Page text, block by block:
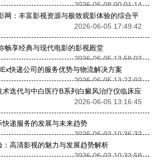
2026-06-08 00:01:14
网：丰富影视资源与极致观影体验的综合平
2026-06-05 17:49:42
畅享经典与现代电影的影视殿堂
2026-06-05 13:59:03
快递公司的服务优势与物流解决方案
2026-06-05 13:27:02
术迭代与中白医疗B系列白癜风治疗仪临床应
2026-06-05 13:16:45
快递服务的发展与未来趋势
2026-06-03 10:36:32
：高清影视的魅力与发展趋势解析
2026-06-03 10:33:59